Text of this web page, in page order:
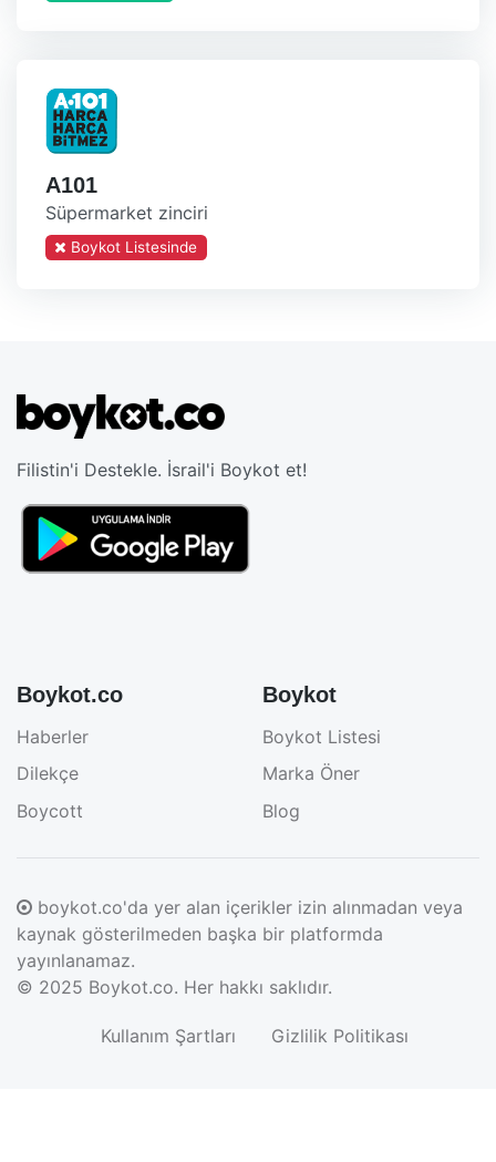
A101
Süpermarket zinciri
Boykot Listesinde
Filistin'i Destekle. İsrail'i Boykot et!
Boykot.co
Haberler
Dilekçe
Boycott
Boykot
Boykot Listesi
Marka Öner
Blog
boykot.co'da yer alan içerikler izin alınmadan veya
kaynak gösterilmeden başka bir platformda
yayınlanamaz.
© 2025 Boykot.co. Her hakkı saklıdır.
Kullanım Şartları Gizlilik Politikası